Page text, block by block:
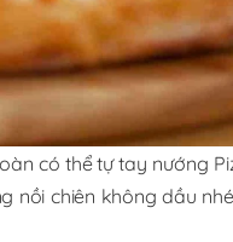
có thể tự tay nướng
chiên không dầu